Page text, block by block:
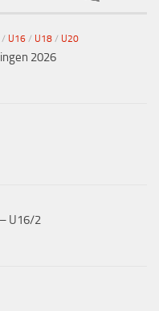
/ U16 / U18 / U20
2026
U16/2